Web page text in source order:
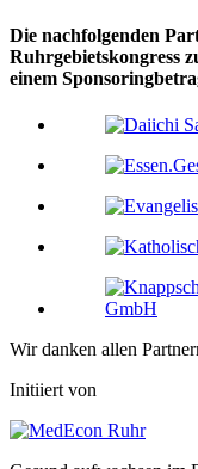
Die nachfolgenden
Ruhrgebietskongress
einem
Wir danken allen
Initiiert von